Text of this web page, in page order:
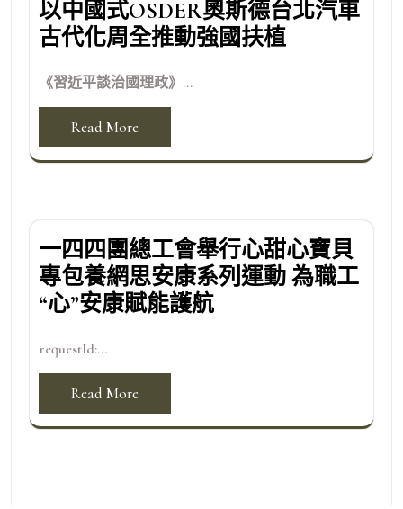
以中國式OSDER奧斯德台北汽車
古代化周全推動強國扶植
《習近平談治國理政》...
Read More
一四四團總工會舉行心甜心寶貝
專包養網思安康系列運動 為職工
“心”安康賦能護航
requestId:...
Read More